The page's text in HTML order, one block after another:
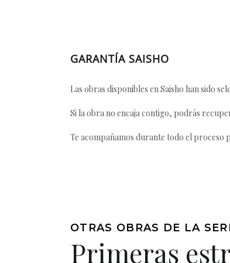
GARANTÍA SAISHO
Las obras disponibles en Saisho han sido
Si la obra no encaja contigo, podrás
Te acompañamos durante todo el proceso
OTRAS OBRAS DE LA
Primeras